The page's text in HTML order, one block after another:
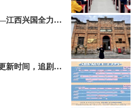
“红色”让老区更出彩——江西兴国全力打造红色文化传承发展创新示范区
踮起脚尖靠近你电视剧更新时间，追剧日历及剧情简介